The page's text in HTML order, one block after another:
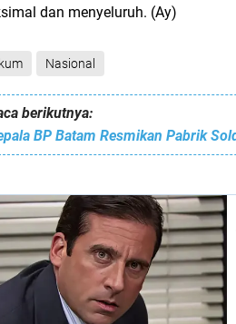
dan menyeluruh. (Ay)
Nasional
berikutnya: